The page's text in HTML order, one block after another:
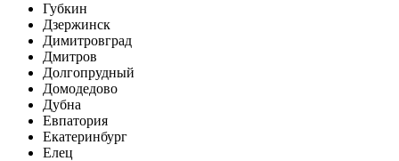
Губкин
Дзержинск
Димитровград
Дмитров
Долгопрудный
Домодедово
Дубна
Евпатория
Екатеринбург
Елец